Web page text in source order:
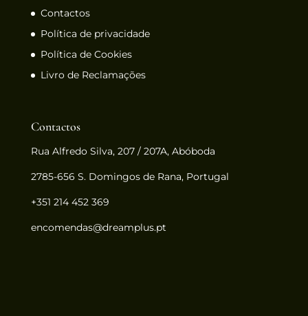
Contactos
Política de privacidade
Política de Cookies
Livro de Reclamações
Contactos
Rua Alfredo Silva, 207 / 207A, Abóboda
2785-656 S. Domingos de Rana, Portugal
+351 214 452 369
encomendas@dreamplus.pt